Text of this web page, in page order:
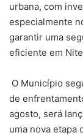
urbana, com
especialmente
garantir uma
eficiente em
O Município
de
agosto, será
uma nova etapa